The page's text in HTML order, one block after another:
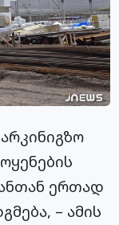
ერთად
– ამის